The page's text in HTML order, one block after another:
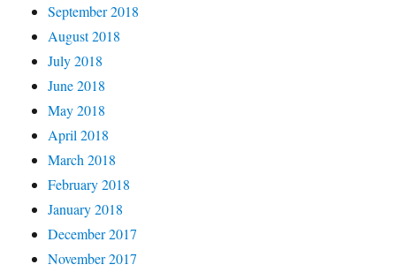
September 2018
August 2018
July 2018
June 2018
May 2018
April 2018
March 2018
February 2018
January 2018
December 2017
November 2017